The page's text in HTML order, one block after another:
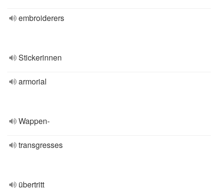
embroiderers
Stickerinnen
armorial
Wappen-
transgresses
übertritt